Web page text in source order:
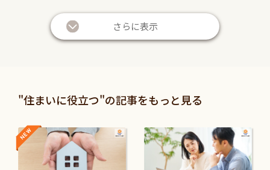
投資信託と株の違いは？仕
組みやリスク、利益などを
2026.05.28
き
を
退職金は定期預金で運用す
べき？メリット・デメリッ
2026.05.21
さらに表示
"住まいに役立つ"の記事をもっと見る
続
き
NEW
NEW
続
き